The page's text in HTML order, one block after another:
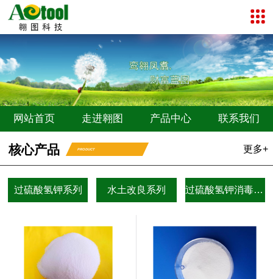
网站首页 走进翱图 产品中心 联系我们
更多+
核心产品 PRODUCT
过硫酸氢钾系列 水土改良系列 过硫酸氢钾消毒剂系列